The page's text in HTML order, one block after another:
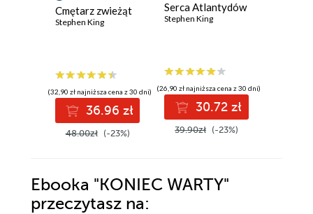
Cmętarz zwieżąt
Stephen King
(32,90 zł najniższa cena z 30 dni)
36.96 zł
48.00zł (-23%)
Serca Atlantydów
Stephen King
(26,90 zł najniższa cena z 30 dni)
30.72 zł
39.90zł (-23%)
Ebooka "KONIEC WARTY"
przeczytasz na: